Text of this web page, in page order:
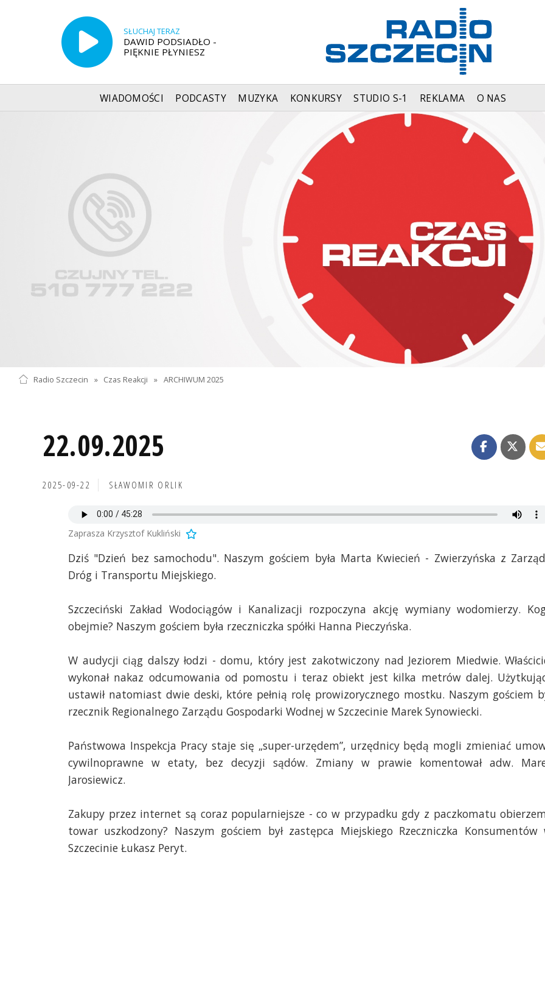
SŁUCHAJ TERAZ
DAWID PODSIADŁO -
PIĘKNIE PŁYNIESZ
WIADOMOŚCI PODCASTY MUZYKA KONKURSY STUDIO S-1 REKLAMA O NAS
Radio Szczecin » Czas Reakcji » ARCHIWUM 2025
22.09.2025
2025-09-22 SŁAWOMIR ORLIK
Zaprasza Krzysztof Kukliński
Dziś "Dzień bez samochodu". Naszym gościem była Marta Kwiecień - Zwierzyńska z
Dróg i Transportu Miejskiego.
Szczeciński Zakład Wodociągów i Kanalizacji rozpoczyna akcję wymiany wodomierzy.
obejmie? Naszym gościem była rzeczniczka spółki Hanna Pieczyńska.
W audycji ciąg dalszy łodzi - domu, który jest zakotwiczony nad Jeziorem Miedwie.
wykonał nakaz odcumowania od pomostu i teraz obiekt jest kilka metrów dalej.
ustawił natomiast dwie deski, które pełnią rolę prowizorycznego mostku. Naszym gościem
rzecznik Regionalnego Zarządu Gospodarki Wodnej w Szczecinie Marek Synowiecki.
Państwowa Inspekcja Pracy staje się „super-urzędem”, urzędnicy będą mogli zmieniać
cywilnoprawne w etaty, bez decyzji sądów. Zmiany w prawie komentował adw.
Jarosiewicz.
Zakupy przez internet są coraz popularniejsze - co w przypadku gdy z paczkomatu
towar uszkodzony? Naszym gościem był zastępca Miejskiego Rzeczniczka Konsumentów
Szczecinie Łukasz Peryt.